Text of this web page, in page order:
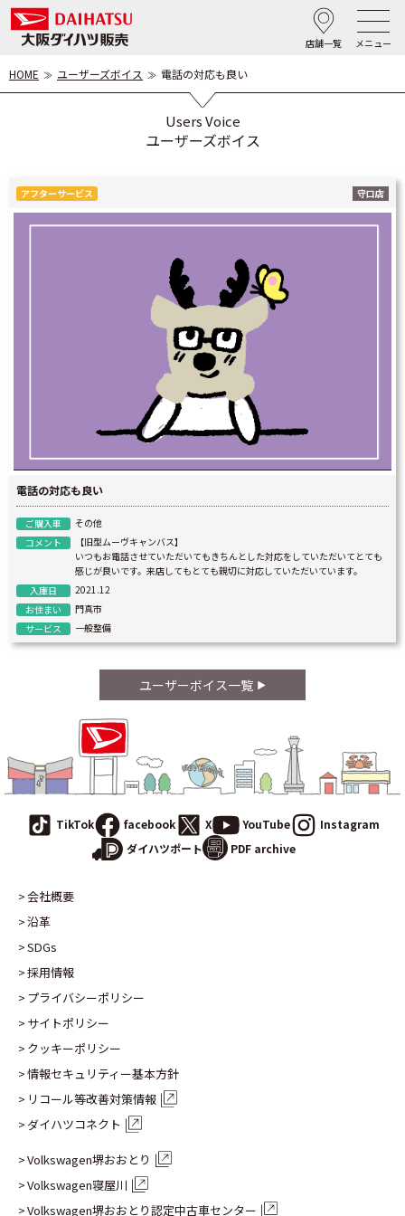
店舗一覧 メニュー
HOME ユーザーズボイス 電話の対応も良い
Users Voice
ユーザーズボイス
アフターサービス 守口店
電話の対応も良い
ご購入車
その他
コメント
【旧型ムーヴキャンバス】
いつもお電話させていただいてもきちんとした対応をしていただいてとても
感じが良いです。来店してもとても親切に対応していただいています。
入庫日
2021.12
お住まい
門真市
サービス
一般整備
ユーザーボイス一覧
TikTok facebook X YouTube
Instagram
ダイハツポート
PDF archive
会社概要
沿革
SDGs
採用情報
プライバシーポリシー
サイトポリシー
クッキーポリシー
情報セキュリティー基本方針
リコール等改善対策情報
ダイハツコネクト
Volkswagen堺おおとり
Volkswagen寝屋川
Volkswagen堺おおとり認定中古車センター